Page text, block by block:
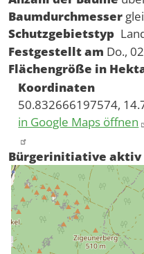
Baumdurchmesser
Schutzgebietstyp
Festgestellt am Do.,
Flächengröße in
Koordinaten
50.832666197574,
in Google Maps öffnen
Bürgerinitiative aktiv